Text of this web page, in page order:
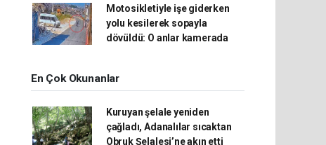
Motosikletiyle işe giderken
yolu kesilerek sopayla
dövüldü: O anlar kamerada
En Çok Okunanlar
Kuruyan şelale yeniden
çağladı, Adanalılar sıcaktan
Obruk Şelalesi’ne akın etti